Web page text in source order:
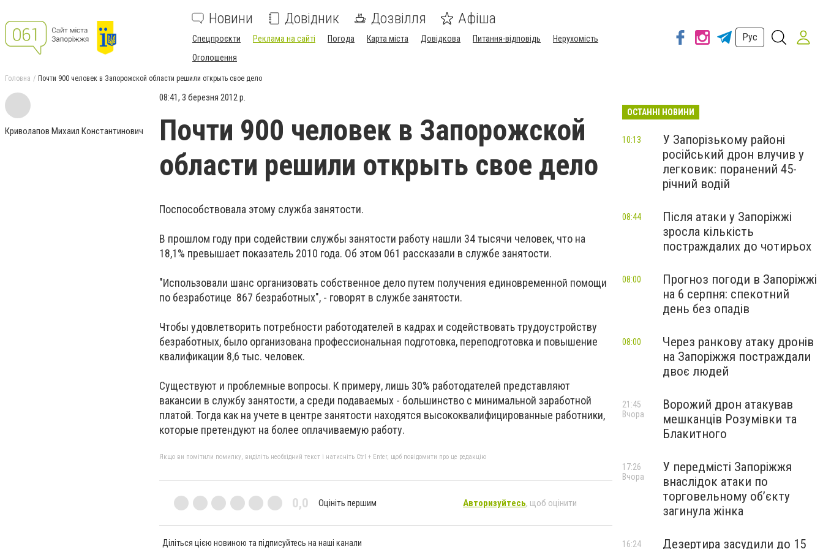
Новини Довідник Дозвілля Афіша
Спецпроєкти Реклама на сайті Погода Карта міста Довідкова Питання-відповідь
Нерухомість
Оголошення
Рус
Головна Почти 900 человек в Запорожской области решили открыть свое дело
Криволапов Михаил Константинович
08:41, 3 березня 2012 р.
Почти 900 человек в Запорожской
области решили открыть свое дело
Поспособствовала этому служба занятости.
В прошлом году при содействии службы занятости работу нашли 34 тысячи человек, что на
18,1% превышает показатель 2010 года. Об этом 061 рассказали в службе занятости.
"Использовали шанс организовать собственное дело путем получения единовременной помощи
по безработице 867 безработных", - говорят в службе занятости.
Чтобы удовлетворить потребности работодателей в кадрах и содействовать трудоустройству
безработных, было организована профессиональная подготовка, переподготовка и повышение
квалификации 8,6 тыс. человек.
Существуют и проблемные вопросы. К примеру, лишь 30% работодателей представляют
вакансии в службу занятости, а среди подаваемых - большинство с минимальной заработной
платой. Тогда как на учете в центре занятости находятся высококвалифицированные работники,
которые претендуют на более оплачиваемую работу.
Якщо ви помітили помилку, виділіть необхідний текст і натисніть Ctrl + Enter, щоб повідомити про це редакцію
0,0 Оцініть першим Авторизуйтесь, щоб оцінити
Діліться цією новиною та підписуйтесь на наші канали
ОСТАННІ НОВИНИ
У Запорізькому районі
російський дрон влучив у
легковик: поранений 45-
річний водій
10:13
Після атаки у Запоріжжі
зросла кількість
постраждалих до чотирьох
08:44
Прогноз погоди в Запоріжжі
на 6 серпня: спекотний
день без опадів
08:00
Через ранкову атаку дронів
на Запоріжжя постраждали
двоє людей
08:00
Ворожий дрон атакував
мешканців Розумівки та
Блакитного
21:45
Вчора
У передмісті Запоріжжя
внаслідок атаки по
торговельному обʼєкту
загинула жінка
17:26
Вчора
Дезертира засудили до 15
16:24